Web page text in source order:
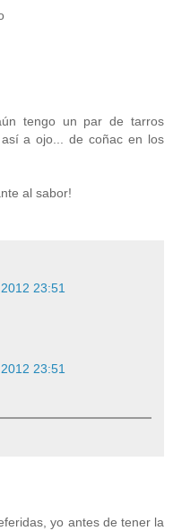
tengo un par de tarros
a ojo... de coñac en los
al sabor!
23:51
23:51
yo antes de tener la